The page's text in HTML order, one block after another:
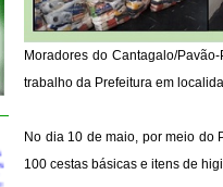
Moradores do Cantagalo/
trabalho da Prefeitura em
No dia 10 de maio, por meio do
100 cestas básicas e itens de